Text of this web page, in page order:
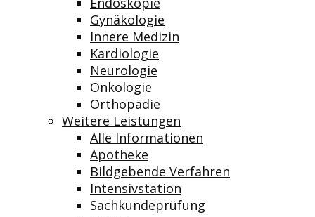
Gynäkologie
Innere Medizin
Kardiologie
Neurologie
Onkologie
Orthopädie
Weitere Leistungen
Alle Informationen
Apotheke
Bildgebende Verfahren
Intensivstation
Sachkundeprüfung